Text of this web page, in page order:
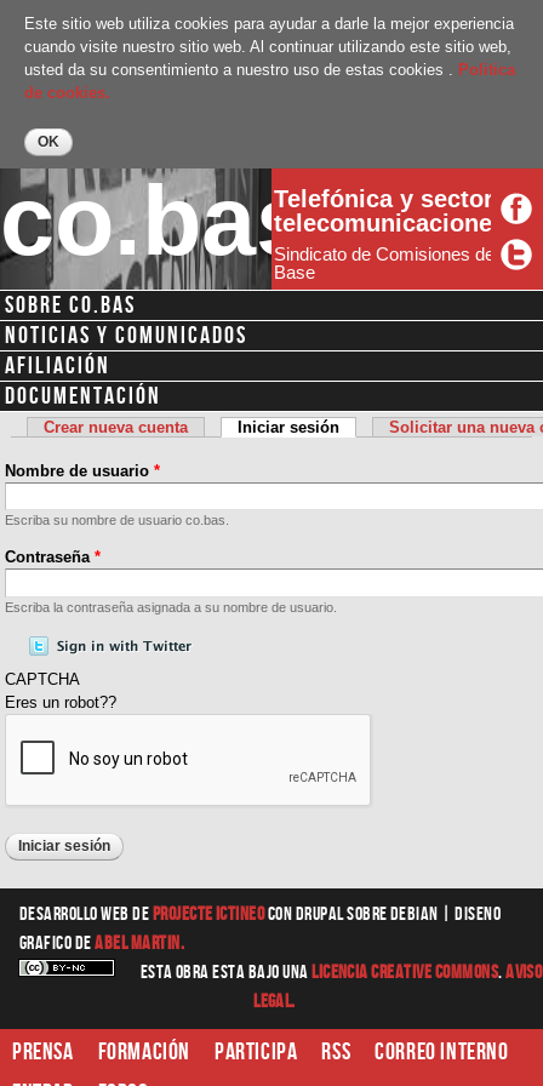
Pasar al
contenido
Este sitio web utiliza cookies para ayudar a darle la mejor experiencia
cuando visite nuestro sitio web. Al continuar utilizando este sitio web,
usted da su consentimiento a nuestro uso de estas cookies . Politica
de cookies.
co.basTelefónica y sector
telecomunicaciones
Sindicato de Comisiones de
Base
Menú secundario
SOBRE CO.BAS
NOTICIAS Y COMUNICADOS
AFILIACIÓN
DOCUMENTACIÓN
Solapas principales
Crear nueva cuenta Iniciar sesión (solapa activa)
Solicitar una nueva
Nombre de usuario*
Escriba su nombre de usuario co.bas.
Contraseña*
Escriba la contraseña asignada a su nombre de usuario.
CAPTCHA
Eres un robot??
Desarrollo web de Projecte Ictineocon Drupal sobre Debian |diseno
graficodeAbel Martin.
Esta obra esta bajo una Licencia Creative Commons.Aviso
Legal.
Prensa Formación Participa RSS
Correo interno